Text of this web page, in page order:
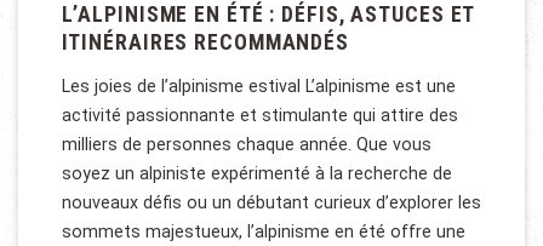
L’ALPINISME EN ÉTÉ : DÉFIS, ASTUCES ET
ITINÉRAIRES RECOMMANDÉS
Les joies de l’alpinisme estival L’alpinisme est une
activité passionnante et stimulante qui attire des
milliers de personnes chaque année. Que vous
soyez un alpiniste expérimenté à la recherche de
nouveaux défis ou un débutant curieux d’explorer les
sommets majestueux, l’alpinisme en été offre une